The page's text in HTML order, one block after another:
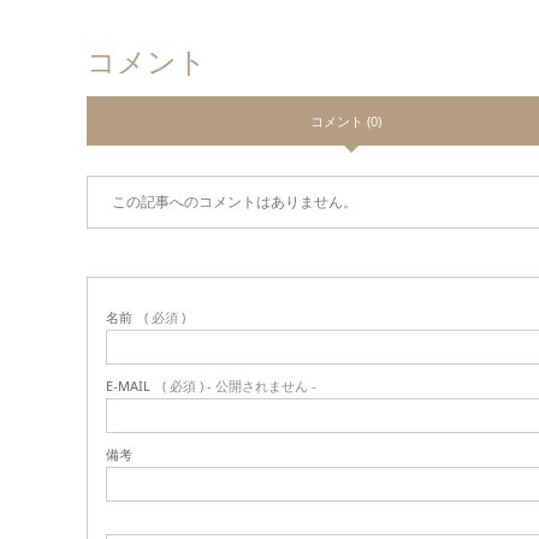
コメント
コメント (0)
この記事へのコメントはありません。
名前 ( 必須 )
E-MAIL ( 必須 ) - 公開されません -
備考